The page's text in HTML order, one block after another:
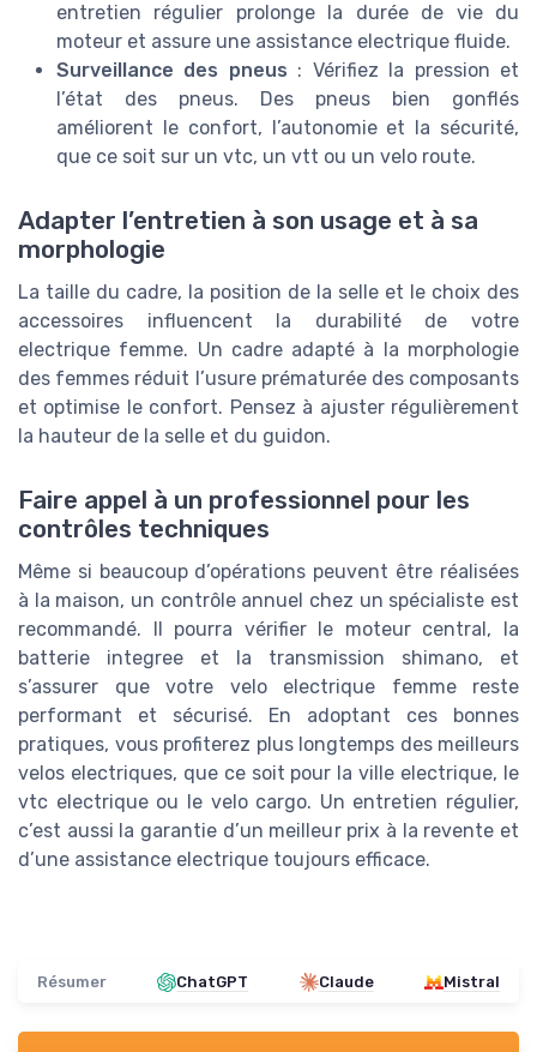
entretien régulier prolonge la durée de vie du
moteur et assure une assistance electrique fluide.
Surveillance des pneus : Vérifiez la pression et
l’état des pneus. Des pneus bien gonflés
améliorent le confort, l’autonomie et la sécurité,
que ce soit sur un vtc, un vtt ou un velo route.
Adapter l’entretien à son usage et à sa
morphologie
La taille du cadre, la position de la selle et le choix des
accessoires influencent la durabilité de votre
electrique femme. Un cadre adapté à la morphologie
des femmes réduit l’usure prématurée des composants
et optimise le confort. Pensez à ajuster régulièrement
la hauteur de la selle et du guidon.
Faire appel à un professionnel pour les
contrôles techniques
Même si beaucoup d’opérations peuvent être réalisées
à la maison, un contrôle annuel chez un spécialiste est
recommandé. Il pourra vérifier le moteur central, la
batterie integree et la transmission shimano, et
s’assurer que votre velo electrique femme reste
performant et sécurisé. En adoptant ces bonnes
pratiques, vous profiterez plus longtemps des meilleurs
velos electriques, que ce soit pour la ville electrique, le
vtc electrique ou le velo cargo. Un entretien régulier,
c’est aussi la garantie d’un meilleur prix à la revente et
d’une assistance electrique toujours efficace.
Résumer ChatGPT Claude Mistral